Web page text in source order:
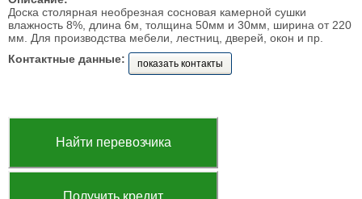
Доска столярная необрезная сосновая камерной сушки
влажность 8%, длина 6м, толщина 50мм и 30мм, ширина от 220
мм. Для производства мебели, лестниц, дверей, окон и пр.
Контактные данные:
показать контакты
Найти перевозчика
Получить кредит